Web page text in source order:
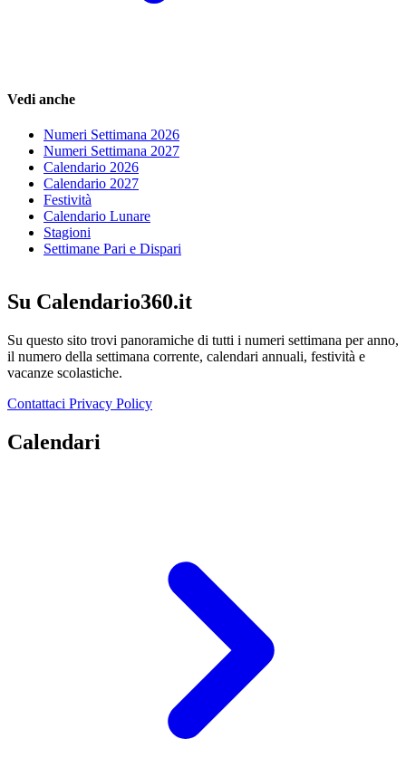
Vedi anche
Numeri Settimana 2026
Numeri Settimana 2027
Calendario 2026
Calendario 2027
Festività
Calendario Lunare
Stagioni
Settimane Pari e Dispari
Su Calendario360.it
Su questo sito trovi panoramiche di tutti i numeri settimana per anno,
il numero della settimana corrente, calendari annuali, festività e
vacanze scolastiche.
Contattaci Privacy Policy
Calendari